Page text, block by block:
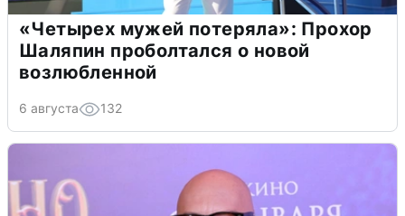
«Четырех мужей потеряла»: Прохор
Шаляпин проболтался о новой
возлюбленной
6 августа 132